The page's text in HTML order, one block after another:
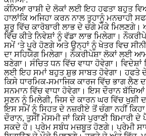
ਕੰਨਿਆ ਰਾਸ਼ੀ ਦੇ ਲੋਕਾਂ ਲਈ ਇਹ ਹਫਤਾ ਬਹੁਤ
ਹਾਲਾਂਕਿ ਅਜਿਹਾ ਕਰਨ ਨਾਲ ਤੁਹਾਨੂੰ ਮਨਚਾਹੀ
ਸ਼ੁਰੂ ਵਿੱਚ ਕਾਰੋਬਾਰੀ ਲਾਭ ਦੇ ਚੰਗੇ ਮੌਕੇ ਮਿਲਣਗੇ।
ਵਿੱਚ ਕੀਤੇ ਨਿਵੇਸ਼ਾਂ ਨੂੰ ਵੱਡਾ ਲਾਭ ਮਿਲੇਗਾ।
ਸਮੇਂ ‘ਤੇ ਪੂਰੇ ਹੋਣਗੇ ਅਤੇ ਉਨ੍ਹਾਂ ਨੂੰ ਖੇਤਰ ਵਿਚ
ਦਾ ਸਹਿਯੋਗ ਮਿਲੇਗਾ। ਨੌਕਰੀਪੇਸ਼ਾ ਲੋਕਾਂ ਲਈ
ਬਣੇਗਾ। ਸੰਚਿਤ ਧਨ ਵਿੱਚ ਵਾਧਾ ਹੋਵੇਗਾ।
ਲਈ ਇਹ ਸਮਾਂ ਬਹੁਤ ਸ਼ੁਭ ਸਾਬਤ ਹੋਵੇਗਾ। ਹਫਤੇ
ਕਿਸੇ ਧਾਰਮਿਕ-ਸਮਾਜਿਕ ਕਾਰਜ ਵਿੱਚ ਭਾਗ ਲੈਣ
ਸਨਮਾਨ ਵਿੱਚ ਵਾਧਾ ਹੋਵੇਗਾ। ਇਸ ਦੌਰਾਨ
ਸੁਣਨ ਨੂੰ ਮਿਲੇਗੀ, ਜਿਸ ਦੇ ਕਾਰਨ ਘਰ ਵਿੱਚ ਖੁਸ਼ੀ
ਇਸ ਸਮੇਂ ਨੂੰ ਸਿਹਤ ਦੇ ਨਜ਼ਰੀਏ ਤੋਂ ਚੰਗਾ ਨਹੀਂ
ਦੌਰਾਨ, ਤੁਸੀਂ ਮੌਸਮੀ ਜਾਂ ਕਿਸੇ ਪੁਰਾਣੀ ਬਿਮਾਰੀ
ਸਕਦੇ ਹੋ। ਪ੍ਰੇਮ ਸਬੰਧ ਮਜ਼ਬੂਤ ​​ਹੋਣਗੇ। ਪ੍ਰੇਮੀ